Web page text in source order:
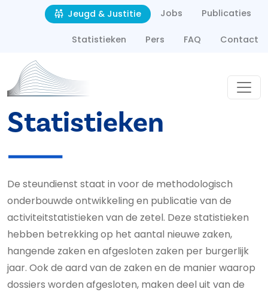
Overslaan en naar de inhoud gaan
Second navigation
Jeugd & Justitie Jobs Publicaties
Statistieken Pers FAQ Contact
Statistieken
De steundienst staat in voor de methodologisch
onderbouwde ontwikkeling en publicatie van de
activiteitstatistieken van de zetel. Deze statistieken
hebben betrekking op het aantal nieuwe zaken,
hangende zaken en afgesloten zaken per burgerlijk
jaar. Ook de aard van de zaken en de manier waarop
dossiers worden afgesloten, maken deel uit van de